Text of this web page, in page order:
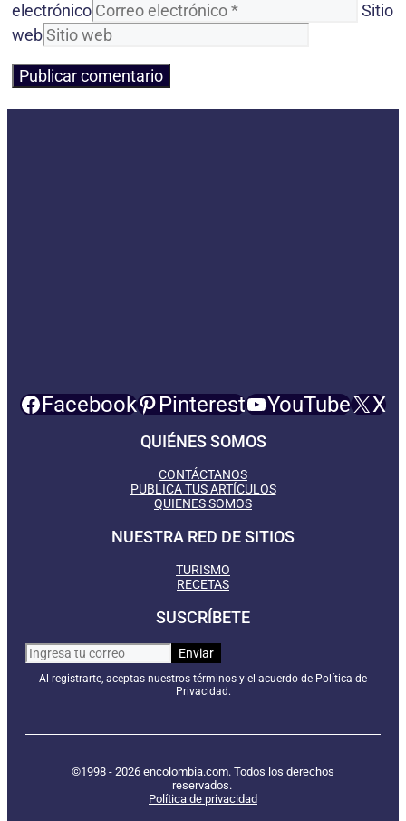
electrónico
Sitio
web
Facebook Pinterest YouTube X
QUIÉNES SOMOS
CONTÁCTANOS
PUBLICA TUS ARTÍCULOS
QUIENES SOMOS
NUESTRA RED DE SITIOS
TURISMO
RECETAS
SUSCRÍBETE
Al registrarte, aceptas nuestros términos y el acuerdo de Política de
Privacidad.
©1998 - 2026 encolombia.com. Todos los derechos
reservados.
Política de privacidad